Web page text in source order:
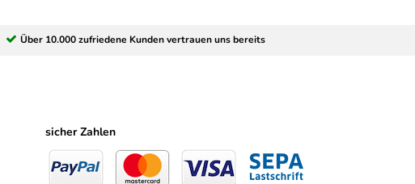
Über 10.000 zufriedene Kunden vertrauen uns bereits
sicher Zahlen